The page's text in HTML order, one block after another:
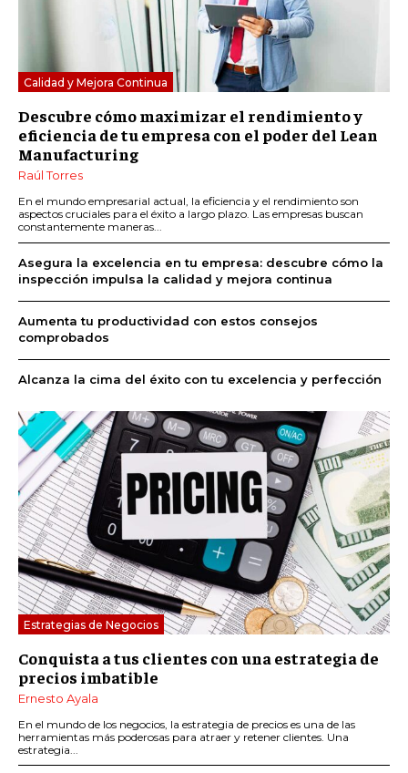
Calidad y Mejora Continua
Descubre cómo maximizar el rendimiento y
eficiencia de tu empresa con el poder del Lean
Manufacturing
Raúl Torres
En el mundo empresarial actual, la eficiencia y el rendimiento son
aspectos cruciales para el éxito a largo plazo. Las empresas buscan
constantemente maneras...
Asegura la excelencia en tu empresa: descubre cómo la
inspección impulsa la calidad y mejora continua
Aumenta tu productividad con estos consejos
comprobados
Alcanza la cima del éxito con tu excelencia y perfección
Estrategias de Negocios
Conquista a tus clientes con una estrategia de
precios imbatible
Ernesto Ayala
En el mundo de los negocios, la estrategia de precios es una de las
herramientas más poderosas para atraer y retener clientes. Una
estrategia...